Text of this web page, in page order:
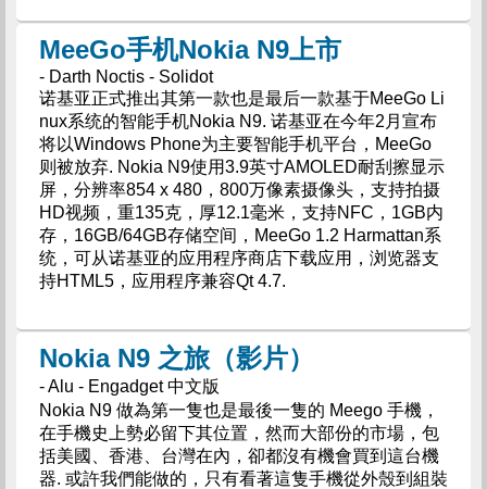
MeeGo手机Nokia N9上市
- Darth Noctis - Solidot
诺基亚正式推出其第一款也是最后一款基于MeeGo Li
nux系统的智能手机Nokia N9. 诺基亚在今年2月宣布
将以Windows Phone为主要智能手机平台，MeeGo
则被放弃. Nokia N9使用3.9英寸AMOLED耐刮擦显示
屏，分辨率854 x 480，800万像素摄像头，支持拍摄
HD视频，重135克，厚12.1毫米，支持NFC，1GB内
存，16GB/64GB存储空间，MeeGo 1.2 Harmattan系
统，可从诺基亚的应用程序商店下载应用，浏览器支
持HTML5，应用程序兼容Qt 4.7.
Nokia N9 之旅（影片）
- Alu - Engadget 中文版
Nokia N9 做為第一隻也是最後一隻的 Meego 手機，
在手機史上勢必留下其位置，然而大部份的市場，包
括美國、香港、台灣在內，卻都沒有機會買到這台機
器. 或許我們能做的，只有看著這隻手機從外殼到組裝